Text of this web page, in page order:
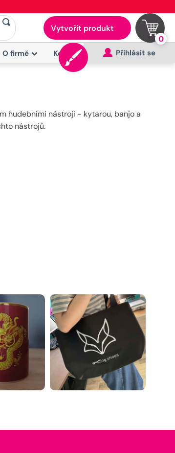
Vytvořit produkt
0
O firmě Kontakt Přihlásit se
hudebními nástroji - kytarou, banjo a
nástrojů.